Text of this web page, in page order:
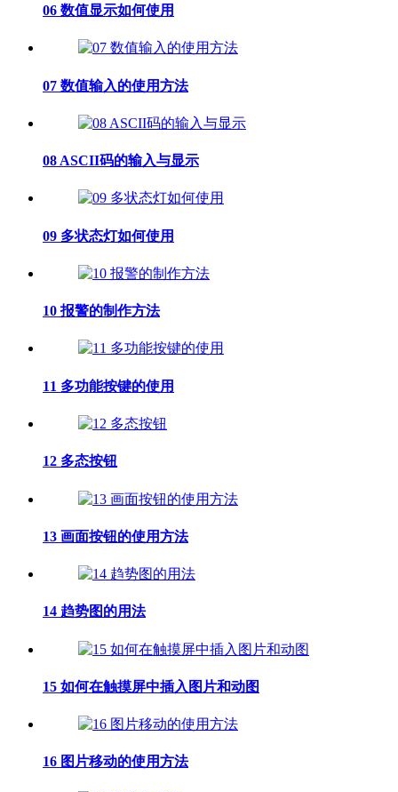
06 数值显示如何使用
07 数值输入的使用方法
08 ASCII码的输入与显示
09 多状态灯如何使用
10 报警的制作方法
11 多功能按键的使用
12 多态按钮
13 画面按钮的使用方法
14 趋势图的用法
15 如何在触摸屏中插入图片和动图
16 图片移动的使用方法